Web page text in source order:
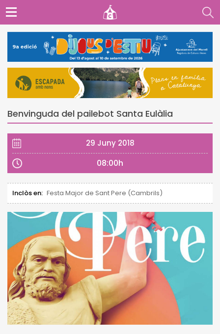
Benvinguda del pailebot Santa Eulàlia
29 Juny 2018
08:00h
Inclòs en: Festa Major de Sant Pere (Cambrils)